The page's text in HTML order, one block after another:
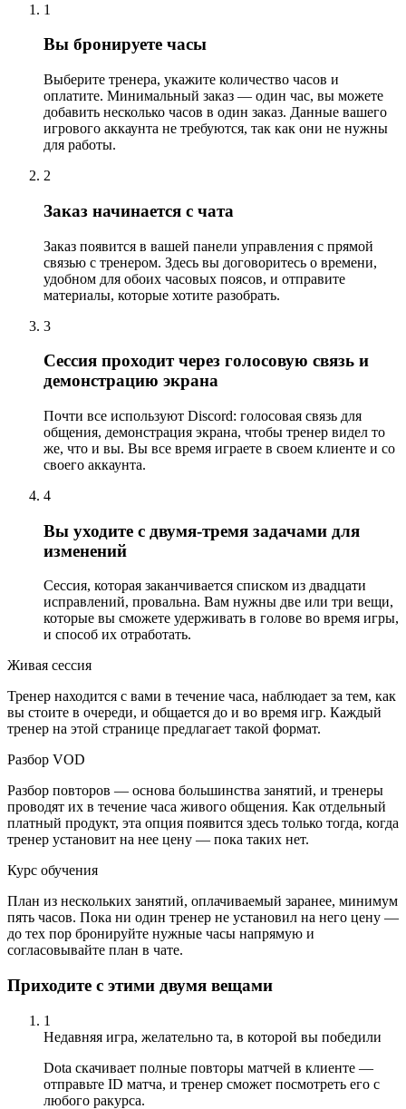
1
Вы бронируете часы
Выберите тренера, укажите количество часов и
оплатите. Минимальный заказ — один час, вы можете
добавить несколько часов в один заказ. Данные вашего
игрового аккаунта не требуются, так как они не нужны
для работы.
2
Заказ начинается с чата
Заказ появится в вашей панели управления с прямой
связью с тренером. Здесь вы договоритесь о времени,
удобном для обоих часовых поясов, и отправите
материалы, которые хотите разобрать.
3
Сессия проходит через голосовую связь и
демонстрацию экрана
Почти все используют Discord: голосовая связь для
общения, демонстрация экрана, чтобы тренер видел то
же, что и вы. Вы все время играете в своем клиенте и со
своего аккаунта.
4
Вы уходите с двумя-тремя задачами для
изменений
Сессия, которая заканчивается списком из двадцати
исправлений, провальна. Вам нужны две или три вещи,
которые вы сможете удерживать в голове во время игры,
и способ их отработать.
Живая сессия
Тренер находится с вами в течение часа, наблюдает за тем, как
вы стоите в очереди, и общается до и во время игр. Каждый
тренер на этой странице предлагает такой формат.
Разбор VOD
Разбор повторов — основа большинства занятий, и тренеры
проводят их в течение часа живого общения. Как отдельный
платный продукт, эта опция появится здесь только тогда, когда
тренер установит на нее цену — пока таких нет.
Курс обучения
План из нескольких занятий, оплачиваемый заранее, минимум
пять часов. Пока ни один тренер не установил на него цену —
до тех пор бронируйте нужные часы напрямую и
согласовывайте план в чате.
Приходите с этими двумя вещами
1
Недавняя игра, желательно та, в которой вы победили
Dota скачивает полные повторы матчей в клиенте —
отправьте ID матча, и тренер сможет посмотреть его с
любого ракурса.